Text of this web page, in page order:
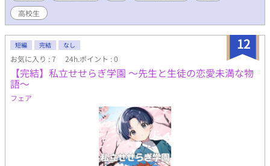
高校生
12
短編 完結 なし
お気に入り : 7 24h.ポイント : 0
【完結】私立せせらぎ学園 〜先生と生徒の恋愛未満な物
語〜
フェア